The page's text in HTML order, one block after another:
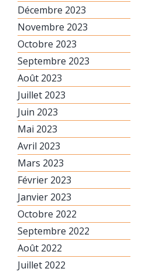
Décembre 2023
Novembre 2023
Octobre 2023
Septembre 2023
Août 2023
Juillet 2023
Juin 2023
Mai 2023
Avril 2023
Mars 2023
Février 2023
Janvier 2023
Octobre 2022
Septembre 2022
Août 2022
Juillet 2022